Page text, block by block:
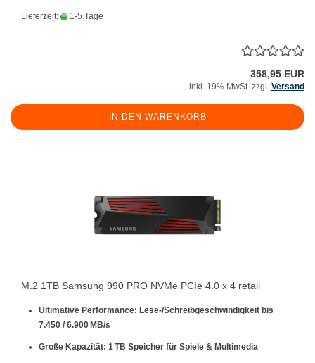
Lieferzeit: 1-5 Tage
358,95 EUR
inkl. 19% MwSt. zzgl. Versand
IN DEN WARENKORB
M.2 1TB Samsung 990 PRO NVMe PCIe 4.0 x 4 retail
Ultimative Performance: Lese-/Schreibgeschwindigkeit bis
7.450 / 6.900 MB/s
Große Kapazität: 1 TB Speicher für Spiele & Multimedia